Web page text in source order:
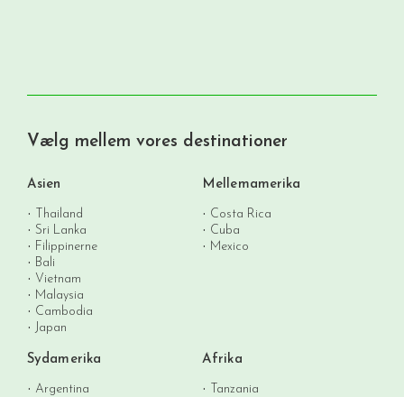
Vælg mellem vores destinationer
Asien
Thailand
Sri Lanka
Filippinerne
Bali
Vietnam
Malaysia
Cambodia
Japan
Mellemamerika
Costa Rica
Cuba
Mexico
Sydamerika
Argentina
Afrika
Tanzania